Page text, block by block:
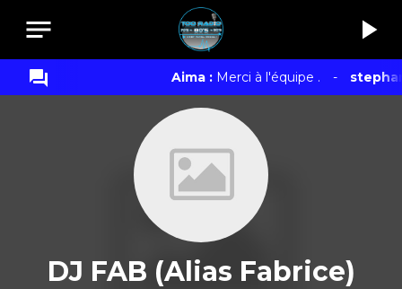
notes play_arrow
question_answer Aima :Merci à l'équipe . -
DJ FAB (Alias Fabrice)